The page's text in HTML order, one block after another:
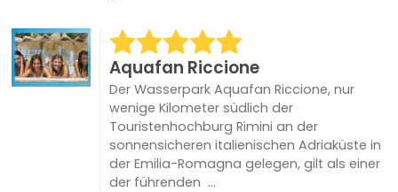
Aquafan Riccione
Der Wasserpark Aquafan Riccione, nur
wenige Kilometer südlich der
Touristenhochburg Rimini an der
sonnensicheren italienischen Adriaküste in
der Emilia-Romagna gelegen, gilt als einer
der führenden ...